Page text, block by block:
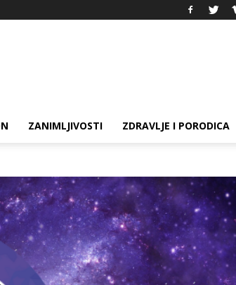
ZANIMLJIVOSTI ZDRAVLJE I PORODICA